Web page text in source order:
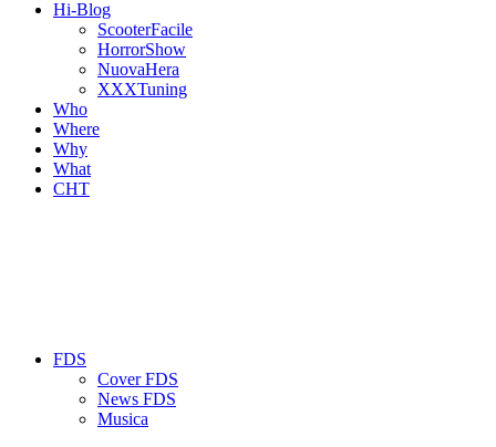
Hi-Blog
ScooterFacile
HorrorShow
NuovaHera
XXXTuning
Who
Where
Why
What
CHT
FDS
Cover FDS
News FDS
Musica